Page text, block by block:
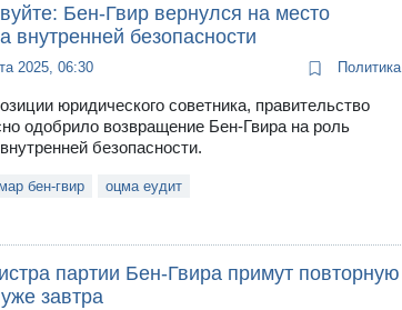
Бен-Гвир вернулся на место
внутренней безопасности
2025, 06:30 Политика
юридического советника, правительство
одобрило возвращение Бен-Гвира на роль
безопасности.
бен-гвир оцма еудит
партии Бен-Гвира примут повторную
завтра